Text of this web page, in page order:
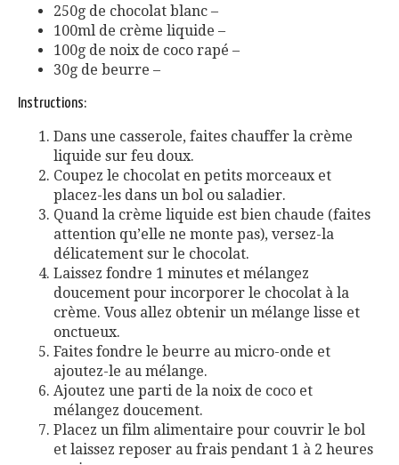
250g de chocolat blanc –
100ml de crème liquide –
100g de noix de coco rapé –
30g de beurre –
Instructions:
Dans une casserole, faites chauffer la crème
liquide sur feu doux.
Coupez le chocolat en petits morceaux et
placez-les dans un bol ou saladier.
Quand la crème liquide est bien chaude (faites
attention qu’elle ne monte pas), versez-la
délicatement sur le chocolat.
Laissez fondre 1 minutes et mélangez
doucement pour incorporer le chocolat à la
crème. Vous allez obtenir un mélange lisse et
onctueux.
Faites fondre le beurre au micro-onde et
ajoutez-le au mélange.
Ajoutez une parti de la noix de coco et
mélangez doucement.
Placez un film alimentaire pour couvrir le bol
et laissez reposer au frais pendant 1 à 2 heures